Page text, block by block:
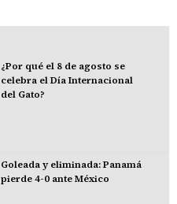
¿Por qué el 8 de agosto se
celebra el Día Internacional
del Gato?
Goleada y eliminada: Panamá
pierde 4-0 ante México